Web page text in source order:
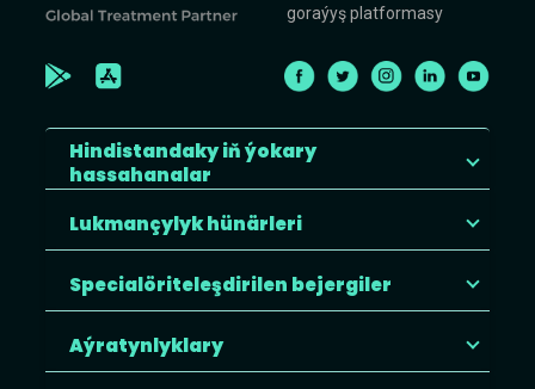
goraýyş platformasy
Hindistandaky iň ýokary
hassahanalar
Lukmançylyk hünärleri
Specialöriteleşdirilen bejergiler
Aýratynlyklary